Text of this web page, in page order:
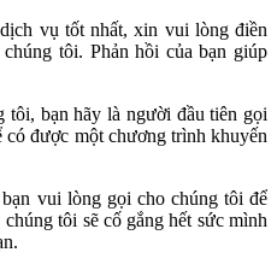
vụ tốt nhất, xin vui lòng điền
tôi. Phản hồi của bạn giúp
tôi, bạn hãy là người đầu tiên gọi
có được một chương trình khuyến
vui lòng gọi cho chúng tôi để
tôi sẽ cố gắng hết sức mình